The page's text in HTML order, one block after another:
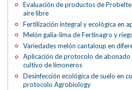
Evaluación de productos de
aire libre
Fertilización integral y ecológica en
Melón galia-lima de Fertinagro y
Variedades melón cantaloup en
Aplicación de protocolo de abonado
cultivo de limoneros
Desinfección ecológica de suelo en
protocolo Agrobiology